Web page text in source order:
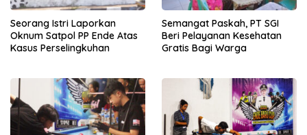
Seorang Istri Laporkan
Oknum Satpol PP Ende Atas
Kasus Perselingkuhan
Semangat Paskah, PT SGI
Beri Pelayanan Kesehatan
Gratis Bagi Warga